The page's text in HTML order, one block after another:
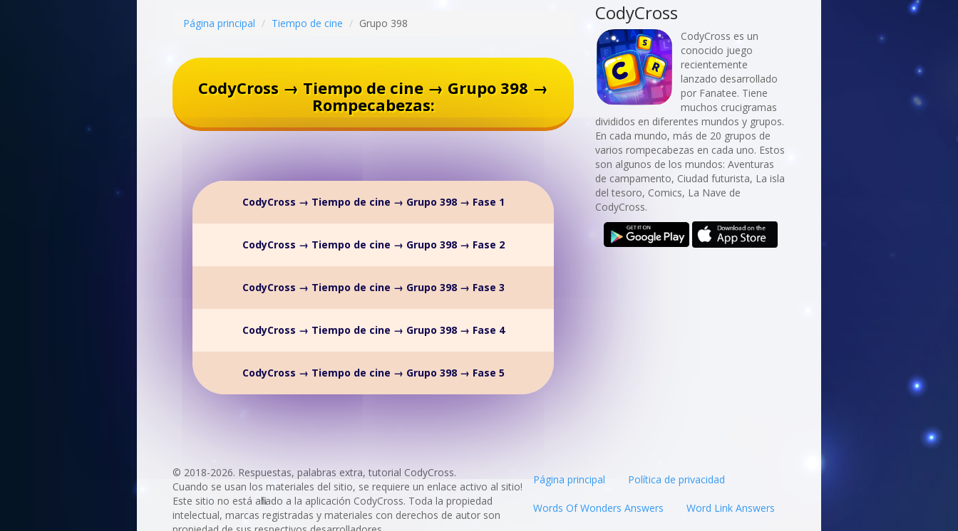
Página principal Tiempo de cine Grupo 398
CodyCross → Tiempo de cine → Grupo 398 →
Rompecabezas:
CodyCross → Tiempo de cine → Grupo 398 → Fase 1
CodyCross → Tiempo de cine → Grupo 398 → Fase 2
CodyCross → Tiempo de cine → Grupo 398 → Fase 3
CodyCross → Tiempo de cine → Grupo 398 → Fase 4
CodyCross → Tiempo de cine → Grupo 398 → Fase 5
CodyCross
CodyCross es un
conocido juego
recientemente
lanzado desarrollado
por Fanatee. Tiene
muchos crucigramas
divididos en diferentes mundos y grupos.
En cada mundo, más de 20 grupos de
varios rompecabezas en cada uno. Estos
son algunos de los mundos: Aventuras
de campamento, Ciudad futurista, La isla
del tesoro, Comics, La Nave de
CodyCross.
Página principal Política de privacidad
Words Of Wonders Answers Word Link Answers
© 2018-2026. Respuestas, palabras extra, tutorial CodyCross.
Cuando se usan los materiales del sitio, se requiere un enlace activo al sitio!
Este sitio no está afiliado a la aplicación CodyCross. Toda la propiedad
intelectual, marcas registradas y materiales con derechos de autor son